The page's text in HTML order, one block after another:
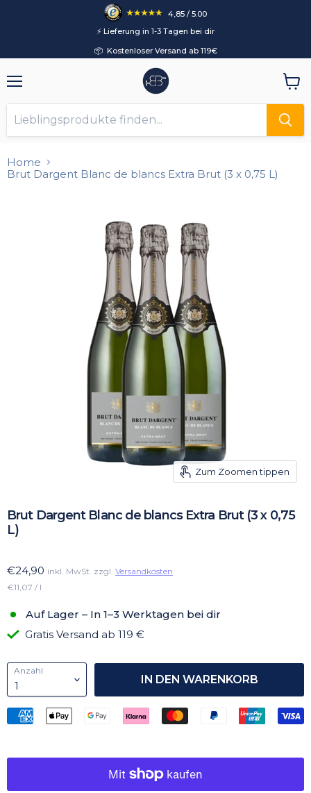
4,85 / 5.00
⚡️ Lieferung in 1-3 Tagen bei dir
📦 Kostenloser Versand ab 119€
Home
Brut Dargent Blanc de blancs Extra Brut (3 x 0,75 L)
Zum Zoomen tippen
Brut Dargent Blanc de blancs Extra Brut (3 x 0,75
L)
€24,90 inkl. MwSt. zzgl. Versandkosten
€11,07 / l
Auf Lager – In 1–3 Werktagen bei dir
Gratis Versand ab 119 €
Anzahl
IN DEN WARENKORB